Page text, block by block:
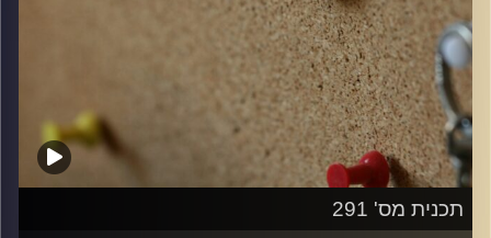
תכנית מס' 291